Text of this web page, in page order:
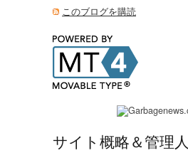
このブログを購読
サイト概略＆管理人